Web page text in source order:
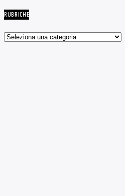
RUBRICHE
Rubriche